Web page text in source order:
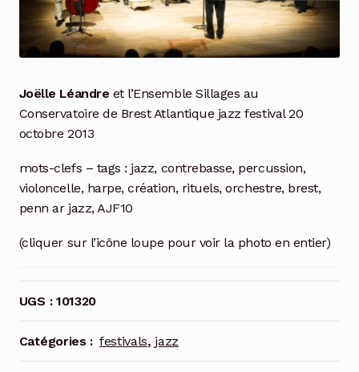
Joëlle Léandre et l’Ensemble Sillages au
Conservatoire de Brest Atlantique jazz festival 20
octobre 2013
mots-clefs – tags : jazz, contrebasse, percussion,
violoncelle, harpe, création, rituels, orchestre, brest,
penn ar jazz, AJF10
(cliquer sur l’icône loupe pour voir la photo en entier)
UGS : 101320
Catégories : festivals, jazz